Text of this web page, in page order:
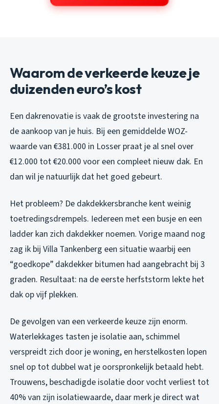
Waarom de verkeerde keuze je
duizenden euro’s kost
Een dakrenovatie is vaak de grootste investering na
de aankoop van je huis. Bij een gemiddelde WOZ-
waarde van €381.000 in Losser praat je al snel over
€12.000 tot €20.000 voor een compleet nieuw dak. En
dan wil je natuurlijk dat het goed gebeurt.
Het probleem? De dakdekkersbranche kent weinig
toetredingsdrempels. Iedereen met een busje en een
ladder kan zich dakdekker noemen. Vorige maand nog
zag ik bij Villa Tankenberg een situatie waarbij een
“goedkope” dakdekker bitumen had aangebracht bij 3
graden. Resultaat: na de eerste herfststorm lekte het
dak op vijf plekken.
De gevolgen van een verkeerde keuze zijn enorm.
Waterlekkages tasten je isolatie aan, schimmel
verspreidt zich door je woning, en herstelkosten lopen
snel op tot dubbel wat je oorspronkelijk betaald hebt.
Trouwens, beschadigde isolatie door vocht verliest tot
40% van zijn isolatiewaarde, daar merk je direct wat